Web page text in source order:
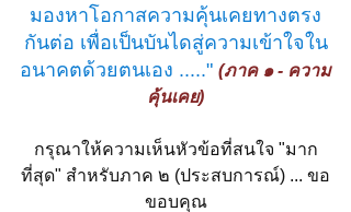
มองหาโอกาสความคุ้นเคยทางตรง
กันต่อ เพื่อเป็นบันไดสู่ความเข้าใจใน
อนาคตด้วยตนเอง ....." (ภาค ๑ - ความ
คุ้นเคย)
กรุณาให้ความเห็นหัวข้อที่สนใจ "มาก
ที่สุด" สำหรับภาค ๒ (ประสบการณ์) ... ขอ
ขอบคุณ